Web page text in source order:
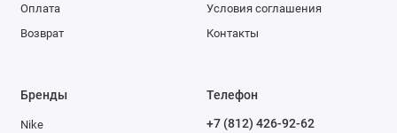
Оплата
Возврат
Условия соглашения
Контакты
Бренды
Nike
Телефон
+7 (812) 426-92-62